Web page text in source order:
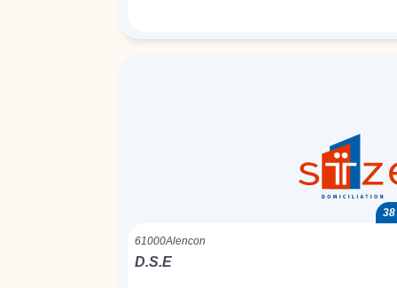
61000Alencon
D.S.E